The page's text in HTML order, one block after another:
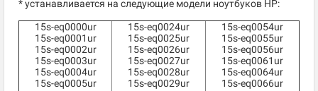
* устанавливается на следующие модели ноутбуков HP:
15s-eq0000ur
15s-eq0001ur
15s-eq0002ur
15s-eq0003ur
15s-eq0004ur
15s-eq0005ur
15s-eq0024ur
15s-eq0025ur
15s-eq0026ur
15s-eq0027ur
15s-eq0028ur
15s-eq0029ur
15s-eq0054ur
15s-eq0055ur
15s-eq0056ur
15s-eq0061ur
15s-eq0064ur
15s-eq0066ur